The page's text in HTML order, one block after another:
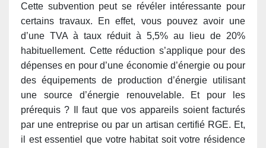
Cette subvention peut se révéler intéressante pour
certains travaux. En effet, vous pouvez avoir une
d’une TVA à taux réduit à 5,5% au lieu de 20%
habituellement. Cette réduction s’applique pour des
dépenses en pour d’une économie d’énergie ou pour
des équipements de production d’énergie utilisant
une source d’énergie renouvelable. Et pour les
prérequis ? Il faut que vos appareils soient facturés
par une entreprise ou par un artisan certifié RGE. Et,
il est essentiel que votre habitat soit votre résidence